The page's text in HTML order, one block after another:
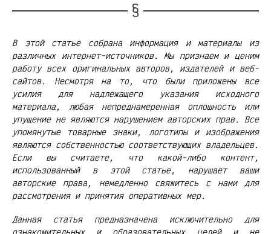
В этой статье собрана информация и материалы из
различных интернет-источников. Мы признаем и ценим
работу всех оригинальных авторов, издателей и веб-
сайтов. Несмотря на то, что были приложены все
усилия для надлежащего указания исходного
материала, любая непреднамеренная оплошность или
упущение не являются нарушением авторских прав. Все
упомянутые товарные знаки, логотипы и изображения
являются собственностью соответствующих владельцев.
Если вы считаете, что какой-либо контент,
использованный в этой статье, нарушает ваши
авторские права, немедленно свяжитесь с нами для
рассмотрения и принятия оперативных мер.
Данная статья предназначена исключительно для
ознакомительных и образовательных целей и не